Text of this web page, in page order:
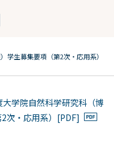
学生募集要項（第2次・応用系）
学院自然科学研究科（博
次・応用系）[PDF]